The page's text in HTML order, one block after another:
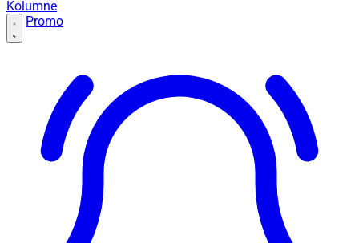
Kolumne
Promo